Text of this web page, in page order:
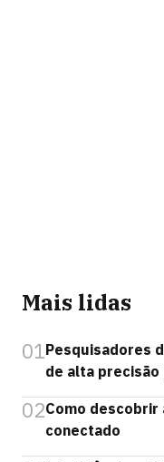
Mais lidas
01Pesquisadores
de alta precisão
02Como descobrir
conectado